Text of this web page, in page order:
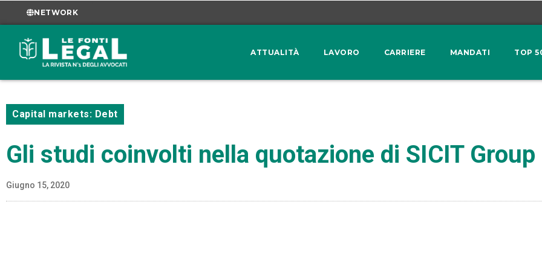
NETWORK
ATTUALITÀ LAVORO CARRIERE MANDATI TOP
Capital markets: Debt
Gli studi coinvolti nella quotazione di SICIT Group
Giugno 15, 2020